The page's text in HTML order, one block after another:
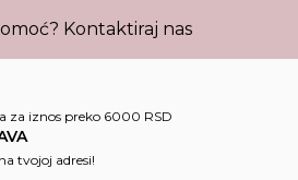
Kontaktiraj nas
za iznos preko 6000 RSD
tvojoj adresi!